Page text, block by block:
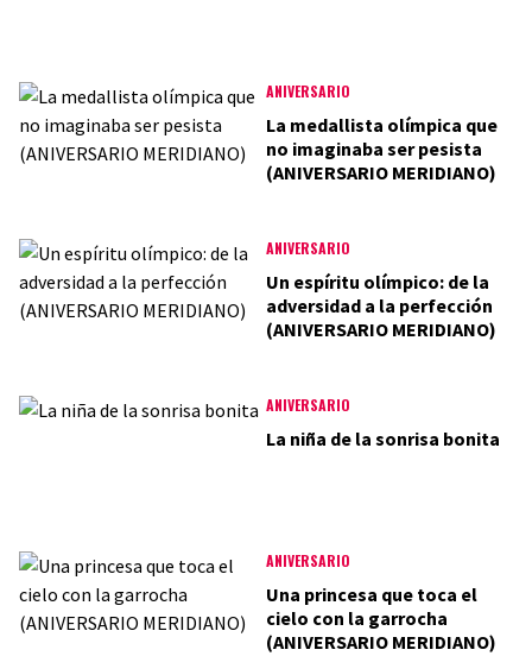
ANIVERSARIO
La medallista olímpica que
no imaginaba ser pesista
(ANIVERSARIO MERIDIANO)
ANIVERSARIO
Un espíritu olímpico: de la
adversidad a la perfección
(ANIVERSARIO MERIDIANO)
ANIVERSARIO
La niña de la sonrisa bonita
ANIVERSARIO
Una princesa que toca el
cielo con la garrocha
(ANIVERSARIO MERIDIANO)